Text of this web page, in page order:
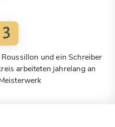
3
und ein Schreiber
arbeiteten jahrelang an